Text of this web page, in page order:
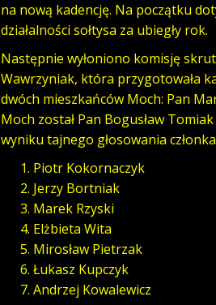
na nową kadencję. Na początku
działalności sołtysa za ubiegły rok.
Następnie wyłoniono komisję
Wawrzyniak, która przygotowała
dwóch mieszkańców Moch: Pan
Moch został Pan Bogusław
wyniku tajnego głosowania
Piotr Kokornaczyk
Jerzy Bortniak
Marek Rzyski
Elżbieta Wita
Mirosław Pietrzak
Łukasz Kupczyk
Andrzej Kowalewicz